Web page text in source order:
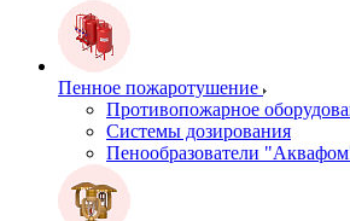
Пенное пожаротушение
Противопожарное
Системы дозирования
Пенообразователи